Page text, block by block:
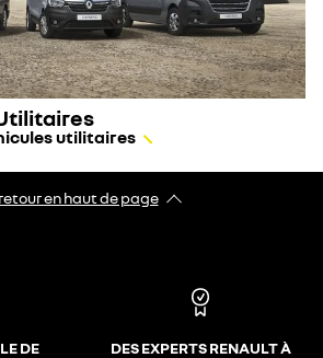
utilitaires
retour en haut de page​
DE
DES EXPERTS RENAULT À